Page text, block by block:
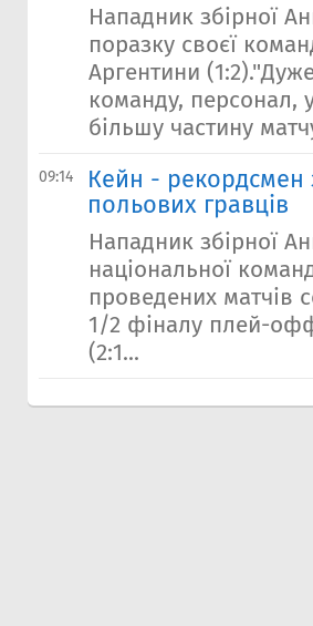
Нападник збірної
поразку своєї
Аргентини
команду, персонал,
більшу частину
09:14
Кейн - рекордсмен
польових гравців
Нападник збірної
національної
проведених матчів
1/2 фіналу плей-
(2:1...